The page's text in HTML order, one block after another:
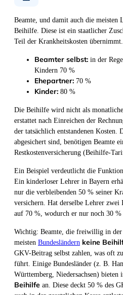
Beamte, und damit auch die meisten
Beihilfe. Diese ist ein staatlicher
Teil der Krankheitskosten übernimmt.
Beamter selbst: in der
Kindern 70 %
Ehepartner: 70 %
Kinder: 80 %
Die Beihilfe wird nicht als
erstattet nach Einreichen der
der tatsächlich entstandenen Kosten.
abgesichert sind, benötigen Beamte
Restkostenversicherung (Beihilfe-
Ein Beispiel verdeutlicht die
Ein kinderloser Lehrer in Bayern
nur die verbleibenden 50 % seiner
versichern. Hat derselbe Lehrer
auf 70 %, wodurch er nur noch 30 %
Wichtig: Beamte, die freiwillig in
meisten Bundesländern keine
GKV-Beitrag selbst zahlen, was oft
führt. Einige Bundesländer (z. B.
Württemberg, Niedersachsen) bieten
Beihilfe an. Diese deckt 50 % des